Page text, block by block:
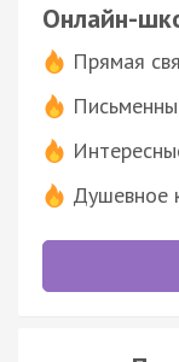
Онлайн-
Прямая
Душевное